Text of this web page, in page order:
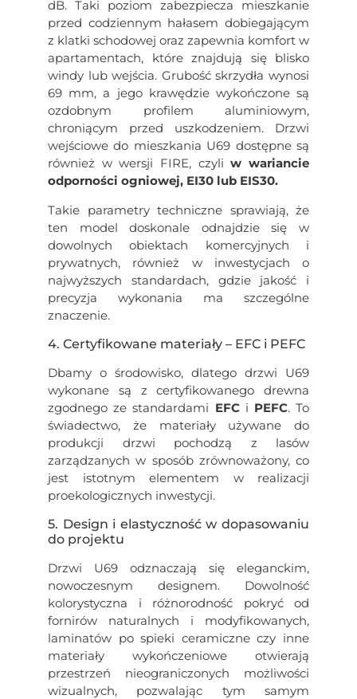
dB. Taki poziom zabezpiecza mieszkanie
przed codziennym hałasem dobiegającym
z klatki schodowej oraz zapewnia komfort w
apartamentach, które znajdują się blisko
windy lub wejścia. Grubość skrzydła wynosi
69 mm, a jego krawędzie wykończone są
ozdobnym profilem aluminiowym,
chroniącym przed uszkodzeniem. Drzwi
wejściowe do mieszkania U69 dostępne są
również w wersji FIRE, czyliw wariancie
odporności ogniowej, EI30 lub EIS30.
Takie parametry techniczne sprawiają, że
ten model doskonale odnajdzie się w
dowolnych obiektach komercyjnych i
prywatnych, również w inwestycjach o
najwyższych standardach, gdzie jakość i
precyzja wykonania ma szczególne
znaczenie.
4. Certyfikowane materiały – EFC i PEFC
Dbamy o środowisko, dlatego drzwi U69
wykonane są z certyfikowanego drewna
zgodnego ze standardami EFCi PEFC. To
świadectwo, że materiały używane do
produkcji drzwi pochodzą z lasów
zarządzanych w sposób zrównoważony, co
jest istotnym elementem w realizacji
proekologicznych inwestycji.
5. Design i elastyczność w dopasowaniu
do projektu
Drzwi U69 odznaczają się eleganckim,
nowoczesnym designem. Dowolność
kolorystyczna i różnorodność pokryć od
fornirów naturalnych i modyfikowanych,
laminatów po spieki ceramiczne czy inne
materiały wykończeniowe otwierają
przestrzeń nieograniczonych możliwości
wizualnych, pozwalając tym samym